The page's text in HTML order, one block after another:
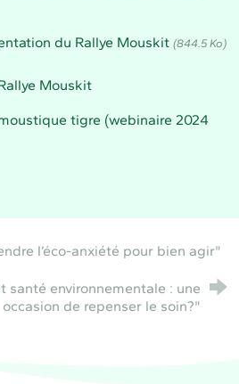
du Rallye Mouskit(844.5 Ko)
Mouskit
tigre (webinaire 2024
l’éco-anxiété pour bien agir"
santé environnementale : une
occasion de repenser le soin?"